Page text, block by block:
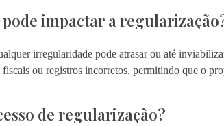
impactar a
irregularidade pode atrasar ou até
ou registros incorretos, permitindo que o
de regularização?